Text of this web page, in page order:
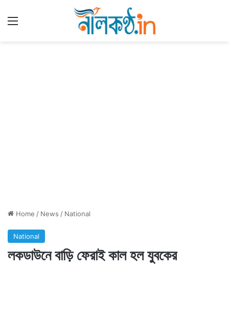
Home / News / National
National
লকডাউনে বাড়ি ফেরাই কাল হল যুবকের